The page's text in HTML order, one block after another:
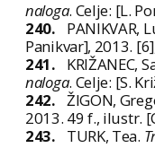
naloga. Celje: [L.
240.
PANIKVAR,
Panikvar], 2013.
241.
KRIŽANEC,
naloga. Celje: [S.
242. ŽIGON,
2013. 49 f., ilustr.
243.
TURK, Tea.